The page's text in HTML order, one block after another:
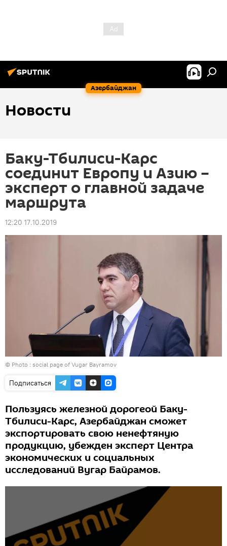
Азербайджан
Новости
Баку-Тбилиси-Карс
соединит Европу и Азию –
эксперт о главной задаче
маршрута
12:20 17.10.2019
© Photo : social page of Vugar Bayramov
Подписаться
Пользуясь железной дорогеой Баку-
Тбилиси-Карс, Азербайджан сможет
экспортировать свою ненефтяную
продукцию, убежден эксперт Центра
экономических и социальных
исследований Вугар Байрамов.